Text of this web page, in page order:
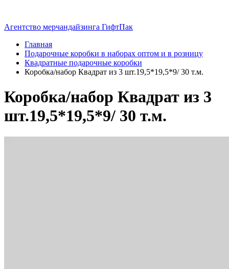
Агентство мерчандайзинга ГифтПак
Главная
Подарочные коробки в наборах оптом и в розницу
Квадратные подарочные коробки
Коробка/набор Квадрат из 3 шт.19,5*19,5*9/ 30 т.м.
Коробка/набор Квадрат из 3
шт.19,5*19,5*9/ 30 т.м.